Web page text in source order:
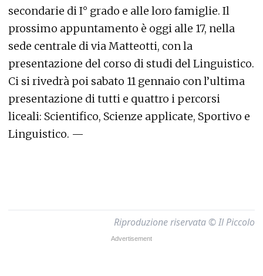
secondarie di I° grado e alle loro famiglie. Il
prossimo appuntamento è oggi alle 17, nella
sede centrale di via Matteotti, con la
presentazione del corso di studi del Linguistico.
Ci si rivedrà poi sabato 11 gennaio con l’ultima
presentazione di tutti e quattro i percorsi
liceali: Scientifico, Scienze applicate, Sportivo e
Linguistico. —
Riproduzione riservata © Il Piccolo